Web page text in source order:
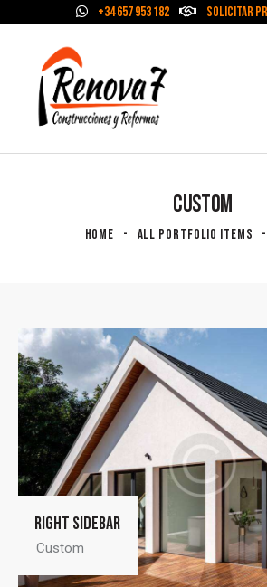
+34 657 953 182 Solicitar
CUSTOM
HOME ALL PORTFOLIO ITEMS
Right sidebar
Custom